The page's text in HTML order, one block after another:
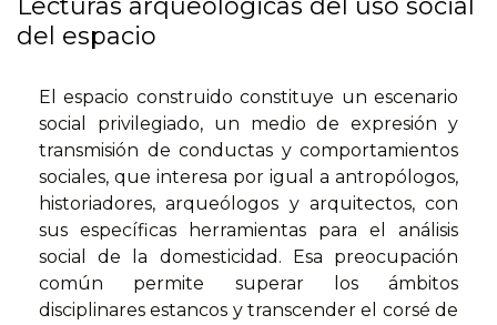
Lecturas arqueológicas del uso social
del espacio
El espacio construido constituye un escenario
social privilegiado, un medio de expresión y
transmisión de conductas y comportamientos
sociales, que interesa por igual a antropólogos,
historiadores, arqueólogos y arquitectos, con
sus específicas herramientas para el análisis
social de la domesticidad. Esa preocupación
común permite superar los ámbitos
disciplinares estancos y transcender el corsé de